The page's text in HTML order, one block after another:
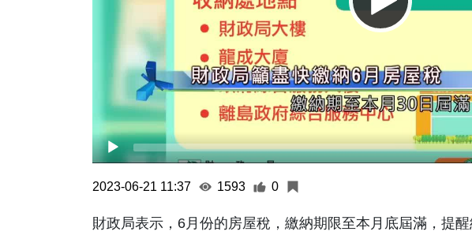
2023-06-21 11:37 1593 0
財政局表示，6月份的房屋稅，繳納期限至本月底屆滿，提醒